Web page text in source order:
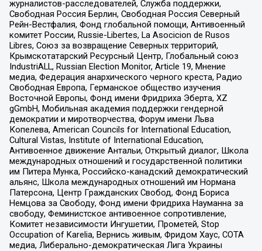
журналистов-расследователей, Служба поддержки,
Свободная Россия Берлин, Свободная Россия Северный
Рейн-Вестфалия, Фонд глобальной помощи, Антивоенный
комитет России, Russie-Libertes, La Asocicion de Rusos
Libres, Союз за возвращение Северных территорий,
Крымскотатарский Ресурсный Центр, Глобальный союз
IndustriALL, Russian Election Monitor, Article 19, Мнение
медиа, Федерация анархического черного креста, Радио
Свободная Европа, Германское общество изучения
Восточной Европы, Фонд имени Фридриха Эберта, XZ
gGmbH, Мобильная академия поддержки гендерной
демократии и миротворчества, Форум имени Льва
Копелева, American Councils for International Education,
Cultural Vistas, Institute of International Education,
Антивоенное движение Антальи, Открытый диалог, Школа
международных отношений и государственной политики
им Питера Мунка, Российско-канадский демократический
альянс, Школа международных отношений им Нормана
Патерсона, Центр Гражданских Свобод, Фонд Бориса
Немцова за Свободу, Фонд имени Фридриха Науманна за
свободу, Феминистское антивоенное сопротивление,
Комитет независимости Ингушетии, Прометей, Stop
Occupation of Karelia, Вернись живым, Фридом Хаус, СОТА
медиа, Либерально-демократическая Лига Украины